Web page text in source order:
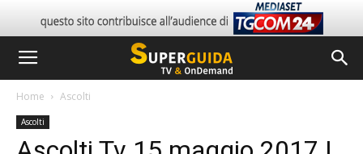
Home Ascolti
Ascolti